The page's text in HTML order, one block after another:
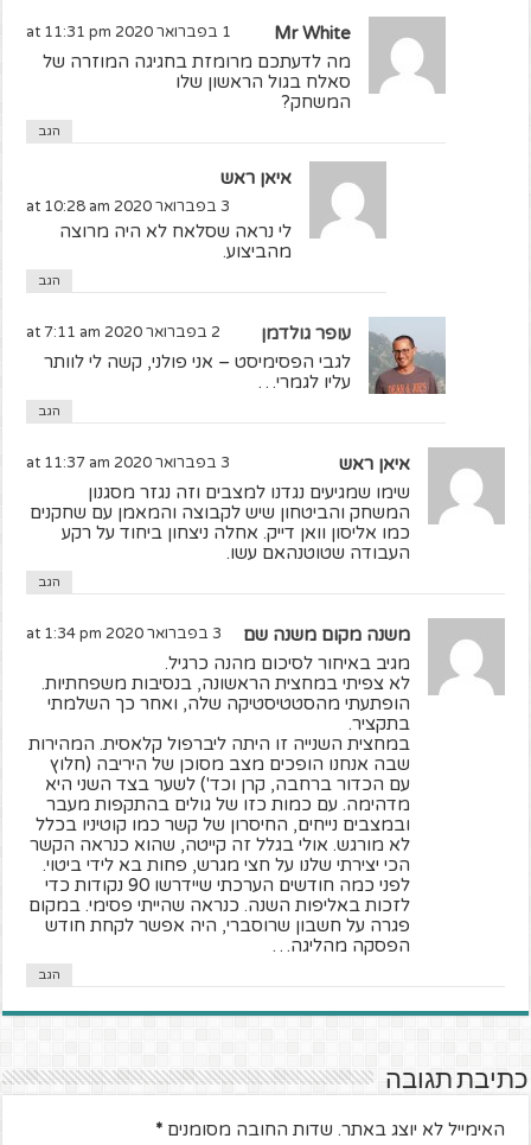
Mr White 1 בפברואר 2020 at 11:31 pm
מה לדעתכם מרומזת בחגיגה המוזרה של
סאלח בגול הראשון שלו
המשחק?
הגב
איאן ראש
3 בפברואר 2020 at 10:28 am
לי נראה שסלאח לא היה מרוצה
מהביצוע.
הגב
עופר גולדמן 2 בפברואר 2020 at 7:11 am
לגבי הפסימיסט – אני פולני, קשה לי לוותר
עליו לגמרי…
הגב
איאן ראש 3 בפברואר 2020 at 11:37 am
שימו שמגיעים נגדנו למצבים וזה נגזר מסגנון
המשחק והביטחון שיש לקבוצה והמאמן עם שחקנים
כמו אליסון וואן דייק. אחלה ניצחון ביחוד על רקע
העבודה שטוטנהאם עשו.
הגב
משנה מקום משנה שם 3 בפברואר 2020 at 1:34 pm
מגיב באיחור לסיכום מהנה כרגיל.
לא צפיתי במחצית הראשונה, בנסיבות משפחתיות.
הופתעתי מהסטטיסטיקה שלה, ואחר כך השלמתי
בתקציר.
במחצית השנייה זו היתה ליברפול קלאסית. המהירות
שבה אנחנו הופכים מצב מסוכן של היריבה (חלוץ
עם הכדור ברחבה, קרן וכד') לשער בצד השני היא
מדהימה. עם כמות כזו של גולים בהתקפות מעבר
ובמצבים נייחים, החיסרון של קשר כמו קוטיניו בכלל
לא מורגש. אולי בגלל זה קייטה, שהוא כנראה הקשר
הכי יצירתי שלנו על חצי מגרש, פחות בא לידי ביטוי.
לפני כמה חודשים הערכתי שיידרשו 90 נקודות כדי
לזכות באליפות השנה. כנראה שהייתי פסימי. במקום
פגרה על חשבון שרוסברי, היה אפשר לקחת חודש
הפסקה מהליגה…
הגב
כתיבת תגובה
האימייל לא יוצג באתר. שדות החובה מסומנים*